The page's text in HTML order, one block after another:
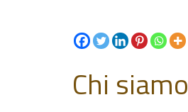
Chi siamo